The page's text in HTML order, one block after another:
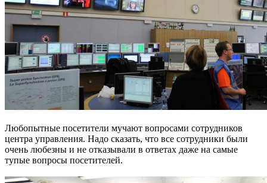
Любопытные посетители мучают вопросами сотрудников
центра управления. Надо сказать, что все сотрудники были
очень любезны и не отказывали в ответах даже на самые
тупые вопросы посетителей.